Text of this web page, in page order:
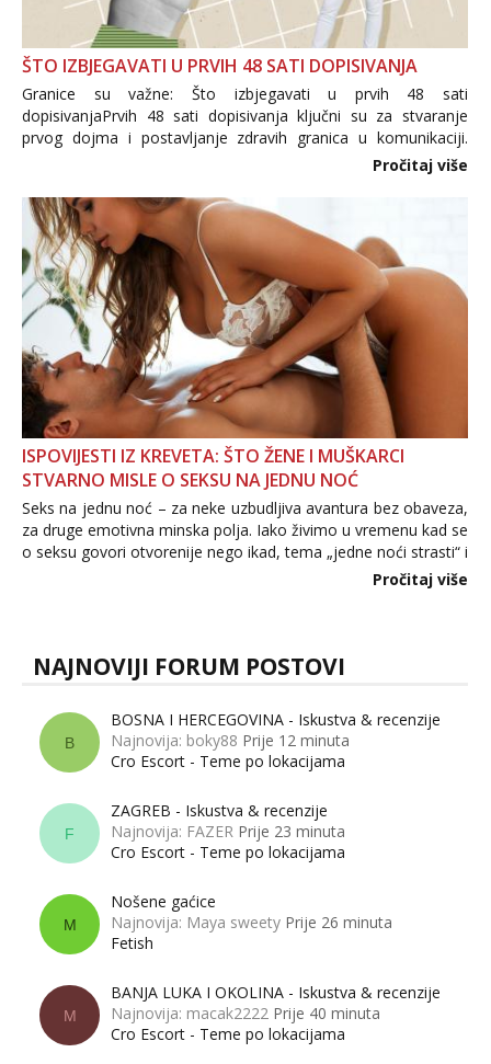
ŠTO IZBJEGAVATI U PRVIH 48 SATI DOPISIVANJA
Granice su važne: Što izbjegavati u prvih 48 sati
dopisivanjaPrvih 48 sati dopisivanja ključni su za stvaranje
prvog dojma i postavljanje zdravih granica u komunikaciji.
Važno je izbjeći prebrzo otkrivanje osobnih ili intimnih
informacija, jer nepoznata osoba još nije zaslužila to
povjerenje. Takođe...
Pročitaj više
ISPOVIJESTI IZ KREVETA: ŠTO ŽENE I MUŠKARCI
STVARNO MISLE O SEKSU NA JEDNU NOĆ
Seks na jednu noć – za neke uzbudljiva avantura bez obaveza,
za druge emotivna minska polja. Iako živimo u vremenu kad se
o seksu govori otvorenije nego ikad, tema „jedne noći strasti“ i
dalje izaziva burne rasprave. Što zapravo misle žene, a što
Pročitaj više
NAJNOVIJI FORUM POSTOVI
B
BOSNA I HERCEGOVINA - Iskustva & recenzije
Najnovija: boky88 Prije 12 minuta
Cro Escort - Teme po lokacijama
F
ZAGREB - Iskustva & recenzije
Najnovija: FAZER Prije 23 minuta
Cro Escort - Teme po lokacijama
M
Nošene gaćice
Najnovija: Maya sweety Prije 26 minuta
Fetish
M
BANJA LUKA I OKOLINA - Iskustva & recenzije
Najnovija: macak2222 Prije 40 minuta
Cro Escort - Teme po lokacijama